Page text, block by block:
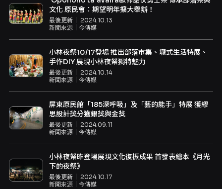
文化 原民會：期望明年擴大舉辦！
最後更新｜ 2024.10.13
新聞來源｜ 今傳媒
小林夜祭10/17登場 推出部落市集、壠式生活特展、
手作DIY 展現小林夜祭獨特魅力
最後更新｜ 2024.10.14
新聞來源｜ 今傳媒
屏東原民館「185深呼吸」及「藝的能手」特展 獲繆
思設計獎分獲銀獎與金獎
最後更新｜ 2024.09.11
新聞來源｜ 今傳媒
小林夜祭昨登場展現文化復振成果 首發表繪本《月光
下的夜祭》
最後更新｜ 2024.10.17
新聞來源｜ 今傳媒